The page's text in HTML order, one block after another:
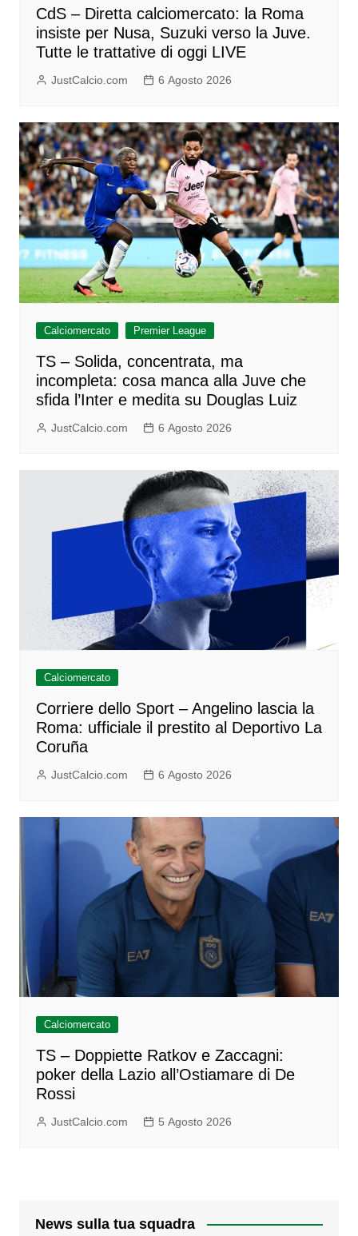
CdS – Diretta calciomercato: la Roma
insiste per Nusa, Suzuki verso la Juve.
Tutte le trattative di oggi LIVE
JustCalcio.com 6 Agosto 2026
Calciomercato Premier League
TS – Solida, concentrata, ma
incompleta: cosa manca alla Juve che
sfida l’Inter e medita su Douglas Luiz
JustCalcio.com 6 Agosto 2026
Calciomercato
Corriere dello Sport – Angelino lascia la
Roma: ufficiale il prestito al Deportivo La
Coruña
JustCalcio.com 6 Agosto 2026
Calciomercato
TS – Doppiette Ratkov e Zaccagni:
poker della Lazio all’Ostiamare di De
Rossi
JustCalcio.com 5 Agosto 2026
News sulla tua squadra